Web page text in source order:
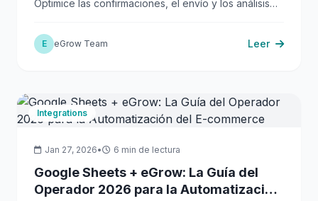
Optimice las confirmaciones, el envío y los análisis
E eGrow Team Leer
Integrations
Jan 27, 2026• 6 min de lectura
Google Sheets + eGrow: La Guía del
Operador 2026 para la Automatización